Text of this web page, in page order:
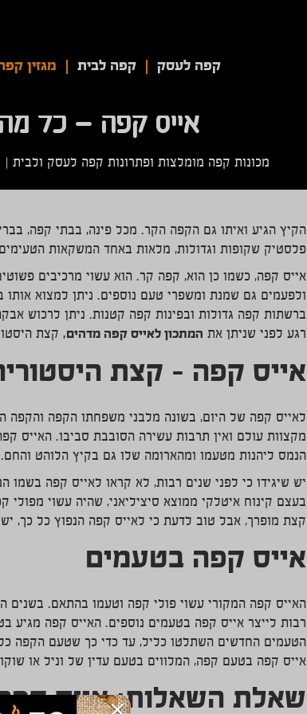
קפה לעסק קפה לבית מגזין
אייס קפה – כל
מכונות קפה מומלצות ופתרונות קפה לעסק ולבית
הקיץ הגיע ואיתו גם הקפה הקר. מכל פינה, בבתי קפה,
פלסטיק שקופות וגדולות, מלאות באחד המשקאות
אייס קפה, כשמו כן הוא, קפה קר. הוא עשוי מרכיבים
ולפעמים גם שמנת ומשפרי טעם נוספים. ניתן למצוא אותו
ברשתות קפה גדולות ובפינות קפה קטנות. ניתן לרכוש
רגע לפני שניתן את המתכון לאייס קפה מדהים, קצת
אייס קפה – קצת
לאייס קפה של היום, בשונה מלבני משפחתו הקפה והקפה
מקצוות עולם ואין תרבות עשירה הסובבת סביבו. האייס
הנמס ליהנות מטעמו ומהארומה שלו גם בקיץ הלוהט והחם.
יש שיגידו כי לפני שנים רבות, לא קראו לאייס קפה בשמו
בעצם קינוח איטלקי ממוצא סיציליאני, שהיה עשוי מפולי
קצת מופרך, אבל טוב לדעת כי לאייס קפה הנפוץ כל כך,
אייס קפה בטעמים
האייס קפה המקורי עשוי פולי קפה וטעמו בהתאם. בשנים
רבות לייצר אייס קפה בטעמים נוספים. האייס קפה מגיע
הטעמים החדשים השתלטו כליל, עד כדי כך שטעם הקפה
אייס קפה בטעם קפה, המלווים בטעם עדין של וניל או
שאלת השאלות: אייס